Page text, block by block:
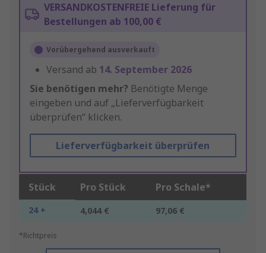
VERSANDKOSTENFREIE Lieferung für
Bestellungen ab 100,00 €
Vorübergehend ausverkauft
Versand ab 14. September 2026
Sie benötigen mehr? Benötigte Menge
eingeben und auf „Lieferverfügbarkeit
überprüfen“ klicken.
Lieferverfügbarkeit überprüfen
Stück Pro Stück Pro Schale*
24 + 4,044 € 97,06 €
*Richtpreis